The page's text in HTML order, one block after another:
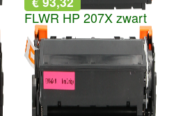
FLWR HP 207X zwart